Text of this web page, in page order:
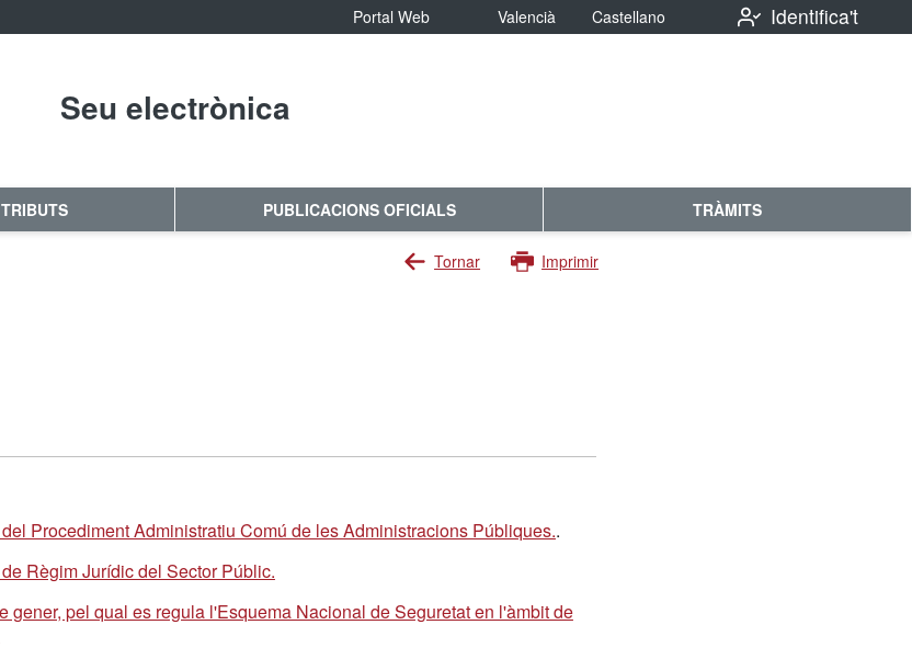
Portal Web Valencià Castellano Identifica't
Seu electrònica
PUBLICACIONS OFICIALS TRÀMITS
Tornar Imprimir
Procediment Administratiu Comú de les Administracions Públiques..
Règim Jurídic del Sector Públic.
gener, pel qual es regula l'Esquema Nacional de Seguretat en l'àmbit de